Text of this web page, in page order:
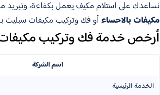
نساعدك على استلام مكيف يعمل بكفاءة، وتبريد
مكيفات بالاحساءأو فك وتركيب مكيفات سبليت
أرخص خدمة فك وتركيب مكيفات
اسم الشركة
الخدمة الرئيسية